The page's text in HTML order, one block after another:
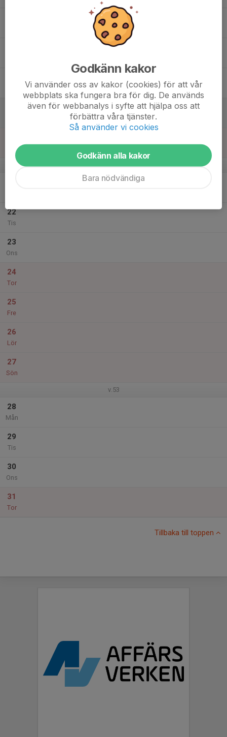
Sön
v.52
22
Tis
23
Ons
24
Tor
25
Fre
26
Lör
27
Sön
v.53
28
Mån
29
Tis
30
Ons
31
Tor
Tillbaka till toppen
Godkänn kakor
Vi använder oss av kakor (cookies) för att vår
webbplats ska fungera bra för dig. De används
även för webbanalys i syfte att hjälpa oss att
förbättra våra tjänster.
Så använder vi cookies
Godkänn alla kakor
Bara nödvändiga